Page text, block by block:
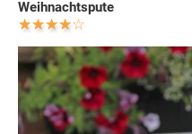
Weihnachtspute